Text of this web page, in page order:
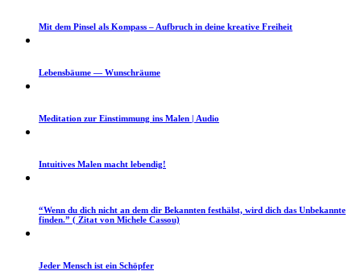
Mit dem Pin­sel als Kom­pass – Auf­bruch in deine kreative Freiheit
Lebens­bäume — Wunschräume
Med­i­ta­tion zur Ein­stim­mung ins Malen | Audio
Intu­itives Malen macht lebendig!
“Wenn du dich nicht an dem dir Bekan­nten fes­thälst, wird dich das Unbekan­nte
find­en.” ( Zitat von Michele Cassou)
Jed­er Men­sch ist ein Schöpfer